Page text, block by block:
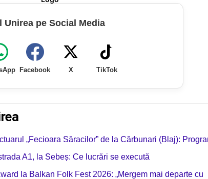
Unirea pe Social Media
Facebook X TikTok
„Fecioara Săracilor” de la Cărbunari (Blaj):
A1, la Sebeș: Ce lucrări se execută
la Balkan Folk Fest 2026: „Mergem mai departe cu